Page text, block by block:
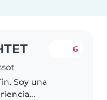
6
Soy una